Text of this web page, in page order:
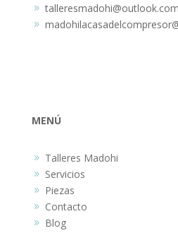
9 talleresmadohi@outlook.com
9
MENÚ
9 Talleres Madohi
9 Servicios
9 Piezas
9 Contacto
9 Blog